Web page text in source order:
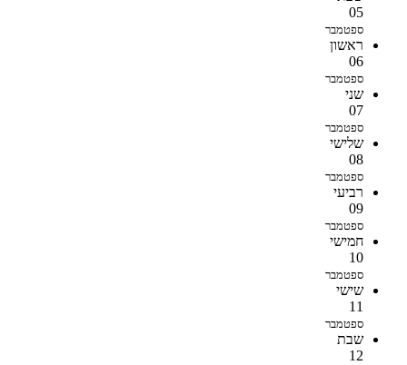
05
ספטמבר
ראשון
06
ספטמבר
שני
07
ספטמבר
שלישי
08
ספטמבר
רביעי
09
ספטמבר
חמישי
10
ספטמבר
שישי
11
ספטמבר
שבת
12